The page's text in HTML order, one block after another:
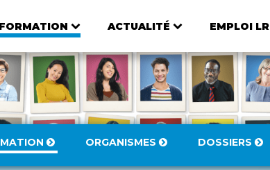
FORMATION ACTUALITÉ EMPLOI LR
ORGANISMES DOSSIERS